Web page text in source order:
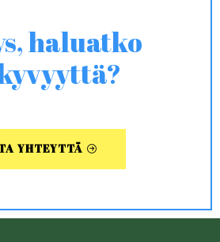
haluatko
YHTEYTTÄ